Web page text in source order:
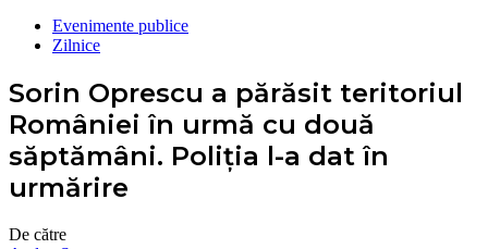
Evenimente publice
Zilnice
Sorin Oprescu a părăsit teritoriul
României în urmă cu două
săptămâni. Poliția l-a dat în
urmărire
De către